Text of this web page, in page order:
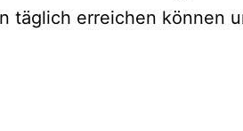
täglich erreichen können